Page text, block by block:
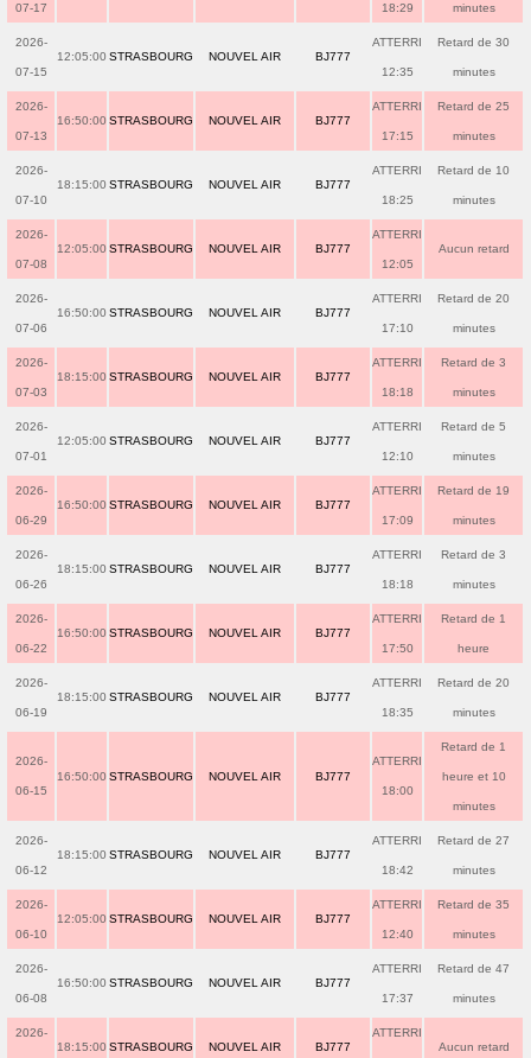
07-17 18:29 minutes
2026-
07-15
12:05:00 STRASBOURG NOUVEL AIR BJ777
ATTERRI
12:35
Retard de 30
minutes
2026-
07-13
16:50:00 STRASBOURG NOUVEL AIR BJ777
ATTERRI
17:15
Retard de 25
minutes
2026-
07-10
18:15:00 STRASBOURG NOUVEL AIR BJ777
ATTERRI
18:25
Retard de 10
minutes
2026-
07-08
12:05:00 STRASBOURG NOUVEL AIR BJ777
ATTERRI
12:05
Aucun retard
2026-
07-06
16:50:00 STRASBOURG NOUVEL AIR BJ777
ATTERRI
17:10
Retard de 20
minutes
2026-
07-03
18:15:00 STRASBOURG NOUVEL AIR BJ777
ATTERRI
18:18
Retard de 3
minutes
2026-
07-01
12:05:00 STRASBOURG NOUVEL AIR BJ777
ATTERRI
12:10
Retard de 5
minutes
2026-
06-29
16:50:00 STRASBOURG NOUVEL AIR BJ777
ATTERRI
17:09
Retard de 19
minutes
2026-
06-26
18:15:00 STRASBOURG NOUVEL AIR BJ777
ATTERRI
18:18
Retard de 3
minutes
2026-
06-22
16:50:00 STRASBOURG NOUVEL AIR BJ777
ATTERRI
17:50
Retard de 1
heure
2026-
06-19
18:15:00 STRASBOURG NOUVEL AIR BJ777
ATTERRI
18:35
Retard de 20
minutes
2026-
06-15
16:50:00 STRASBOURG NOUVEL AIR BJ777
ATTERRI
18:00
Retard de 1
heure et 10
minutes
2026-
06-12
18:15:00 STRASBOURG NOUVEL AIR BJ777
ATTERRI
18:42
Retard de 27
minutes
2026-
06-10
12:05:00 STRASBOURG NOUVEL AIR BJ777
ATTERRI
12:40
Retard de 35
minutes
2026-
06-08
16:50:00 STRASBOURG NOUVEL AIR BJ777
ATTERRI
17:37
Retard de 47
minutes
2026-
18:15:00 STRASBOURG NOUVEL AIR BJ777
ATTERRI
Aucun retard